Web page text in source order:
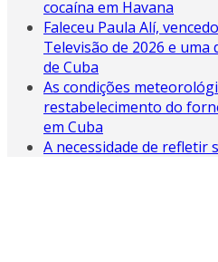
cocaína em Havana
Faleceu Paula Alí,
Televisão de 2026 e uma
de Cuba
As condições
restabelecimento do
em Cuba
A necessidade de refletir